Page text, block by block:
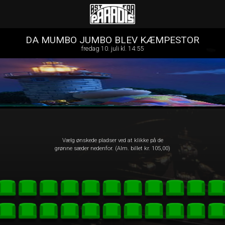
Øst for Paradis
DA MUMBO JUMBO BLEV KÆMPESTOR
fredag 10. juli kl. 14:55
Vælg ønskede pladser ved at klikke på de
grønne sæder nedenfor. (Alm. billet kr. 105,00)
1step-front02 022544